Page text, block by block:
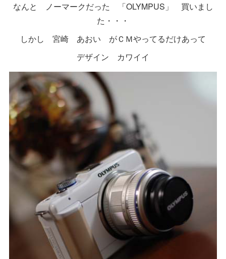
なんと ノーマークだった 「OLYMPUS」 買いまし
た・・・
しかし 宮崎 あおい がＣＭやってるだけあって
デザイン カワイイ